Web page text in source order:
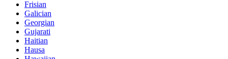
Frisian
Galician
Georgian
Gujarati
Haitian
Hausa